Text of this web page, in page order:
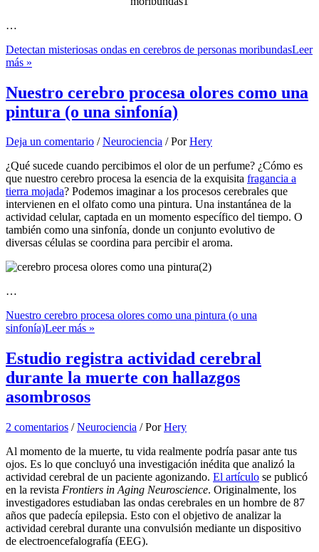
…
Detectan misteriosas ondas en cerebros de personas moribundasLeer
más »
Nuestro cerebro procesa olores como una
pintura (o una sinfonía)
Deja un comentario /Neurociencia / PorHery
¿Qué sucede cuando percibimos el olor de un perfume? ¿Cómo es
que nuestro cerebro procesa la esencia de la exquisita fragancia a
tierra mojada? Podemos imaginar a los procesos cerebrales que
intervienen en el olfato como una pintura. Una instantánea de la
actividad celular, captada en un momento específico del tiempo. O
también como una sinfonía, donde un conjunto evolutivo de
diversas células se coordina para percibir el aroma.
…
Nuestro cerebro procesa olores como una pintura (o una
sinfonía)Leer más »
Estudio registra actividad cerebral
durante la muerte con hallazgos
asombrosos
2 comentarios /Neurociencia / PorHery
Al momento de la muerte, tu vida realmente podría pasar ante tus
ojos. Es lo que concluyó una investigación inédita que analizó la
actividad cerebral de un paciente agonizando. El artículo se publicó
en la revista Frontiers in Aging Neuroscience. Originalmente, los
investigadores estudiaban las ondas cerebrales en un hombre de 87
años que padecía epilepsia. Esto con el objetivo de analizar la
actividad cerebral durante una convulsión mediante un dispositivo
de electroencefalografía (EEG).